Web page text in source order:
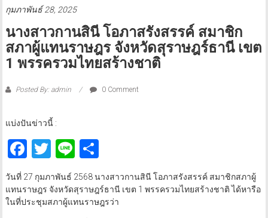
กุมภาพันธ์ 28, 2025
นางสาวกานสินี โอภาสรังสรรค์ สมาชิก
สภาผู้แทนราษฎร จังหวัดสุราษฎร์ธานี เขต
1 พรรครวมไทยสร้างชาติ
Posted By: admin 0 Comment
แบ่งปันข่าวนี้ :
Facebook
Twitter
LineShare
วันที่ 27 กุมภาพันธ์ 2568 นางสาวกานสินี โอภาสรังสรรค์ สมาชิกสภาผู้
แทนราษฎร จังหวัดสุราษฎร์ธานี เขต 1 พรรครวมไทยสร้างชาติ ได้หารือ
ในที่ประชุมสภาผู้แทนราษฎรว่า